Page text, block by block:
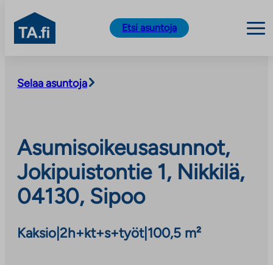
sisältöön
TA.fi
Etsi asuntoja
Selaa asuntoja
Asumisoikeusasunnot,
Jokipuistontie 1, Nikkilä,
04130, Sipoo
Kaksio 2h+kt+s+työt| 100,5 m²